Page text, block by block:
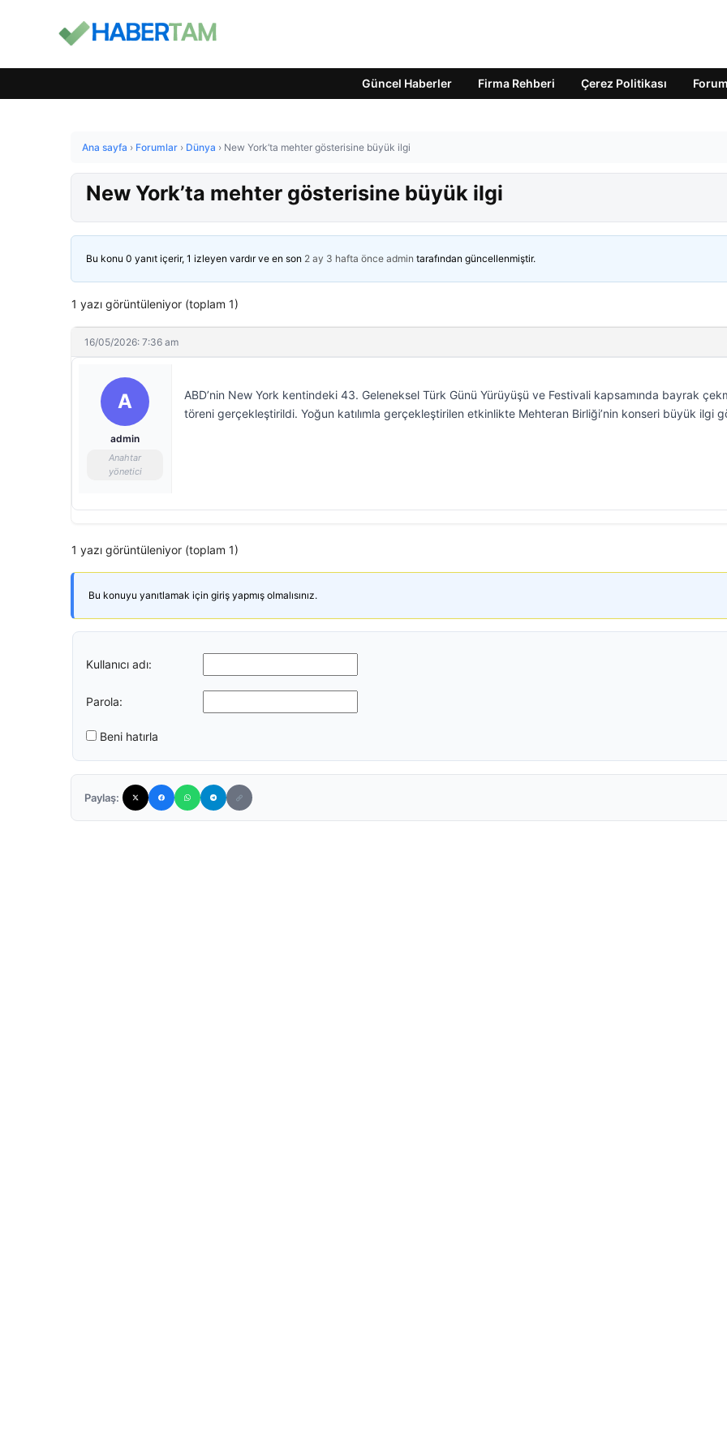
Güncel Haberler Firma Rehberi Çerez Politikası Forum
Ana sayfa › Forumlar › Dünya › New York’ta mehter gösterisine büyük ilgi
New York’ta mehter gösterisine büyük ilgi
Bu konu 0 yanıt içerir, 1 izleyen vardır ve en son 2 ay 3 hafta önce admin tarafından güncellenmiştir.
1 yazı görüntüleniyor (toplam 1)
16/05/2026: 7:36 am
A
admin
Anahtar
yönetici
ABD’nin New York kentindeki 43. Geleneksel Türk Günü Yürüyüşü ve Festivali kapsamında bayrak
töreni gerçekleştirildi. Yoğun katılımla gerçekleştirilen etkinlikte Mehteran Birliği’nin konseri büyük ilgi
1 yazı görüntüleniyor (toplam 1)
Bu konuyu yanıtlamak için giriş yapmış olmalısınız.
Kullanıcı adı:
Parola:
Beni hatırla
Paylaş: